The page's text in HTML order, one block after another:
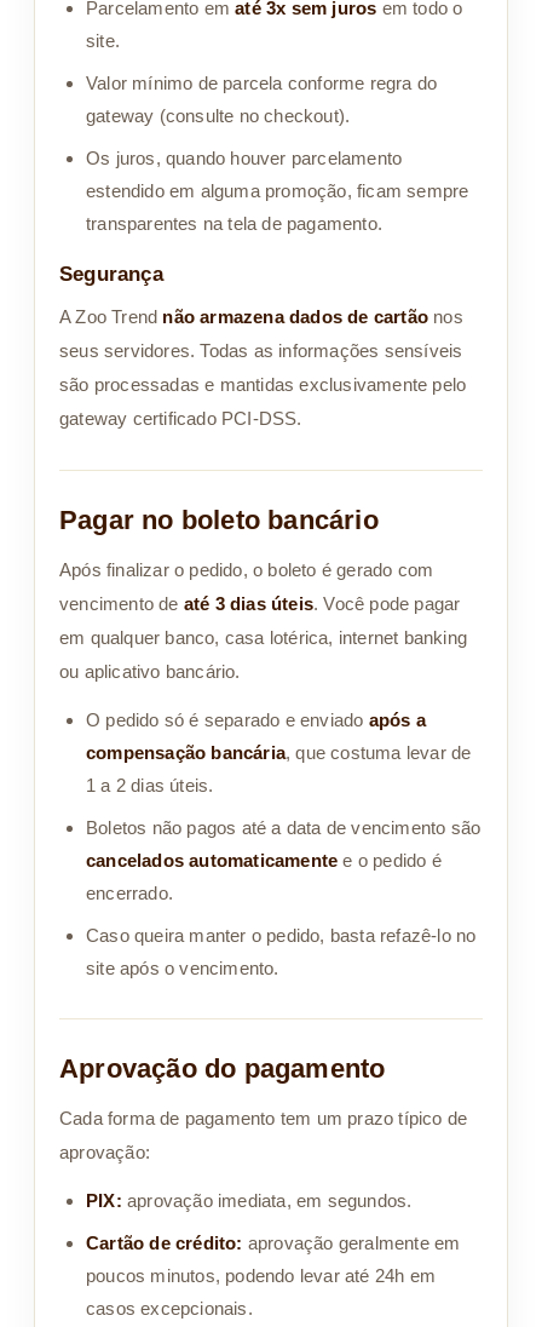
Parcelamento ematé 3x sem juros em todo o
site.
Valor mínimo de parcela conforme regra do
gateway (consulte no checkout).
Os juros, quando houver parcelamento
estendido em alguma promoção, ficam sempre
transparentes na tela de pagamento.
Segurança
A Zoo Trend não armazena dados de cartão nos
seus servidores. Todas as informações sensíveis
são processadas e mantidas exclusivamente pelo
gateway certificado PCI-DSS.
Pagar no boleto bancário
Após finalizar o pedido, o boleto é gerado com
vencimento de até 3 dias úteis. Você pode pagar
em qualquer banco, casa lotérica, internet banking
ou aplicativo bancário.
O pedido só é separado e enviado após a
compensação bancária, que costuma levar de
1 a 2 dias úteis.
Boletos não pagos até a data de vencimento são
cancelados automaticamente e o pedido é
encerrado.
Caso queira manter o pedido, basta refazê-lo no
site após o vencimento.
Aprovação do pagamento
Cada forma de pagamento tem um prazo típico de
aprovação:
PIX: aprovação imediata, em segundos.
Cartão de crédito: aprovação geralmente em
poucos minutos, podendo levar até 24h em
casos excepcionais.